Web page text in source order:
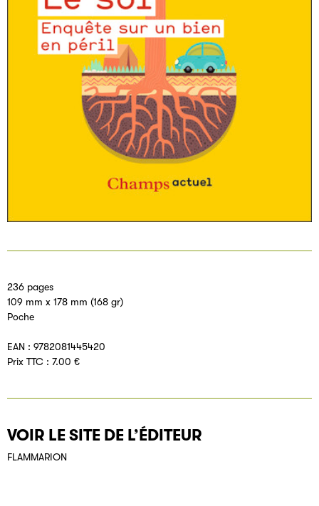
236 pages
109 mm x 178 mm (168 gr)
Poche
EAN : 9782081445420
Prix TTC : 7.00 €
VOIR LE SITE DE L’ÉDITEUR
FLAMMARION